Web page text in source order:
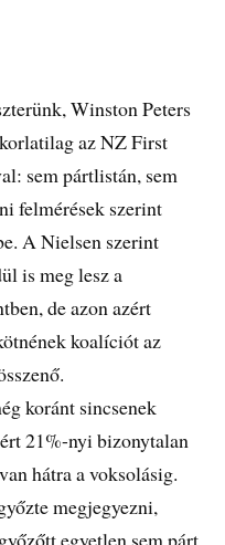
Winston Peters
az NZ First
sem pártlistán, sem
felmérések szerint
A Nielsen szerint
is meg lesz a
de azon azért
koalíciót az
koránt sincsenek
21%-nyi bizonytalan
hátra a voksolásig.
megjegyezni,
egyetlen sem párt